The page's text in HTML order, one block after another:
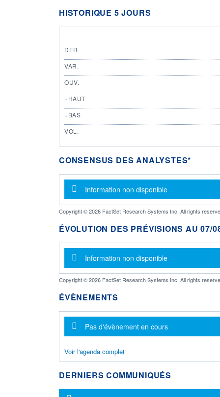
HISTORIQUE 5 JOURS
DER.
VAR.
OUV.
+HAUT
+BAS
VOL.
CONSENSUS DES ANALYSTES*
Message d'information
Information non disponible
Copyright © 2026 FactSet Research Systems Inc. All rights
ÉVOLUTION DES PRÉVISIONS AU 07/
Message d'information
Information non disponible
Copyright © 2026 FactSet Research Systems Inc. All rights
ÉVÈNEMENTS
Message d'information
Pas d'évènement en cours
Voir l'agenda complet
DERNIERS COMMUNIQUÉS